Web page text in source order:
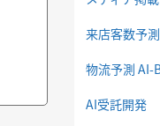
来店客数予
物流予測 AI-
AI受託開発